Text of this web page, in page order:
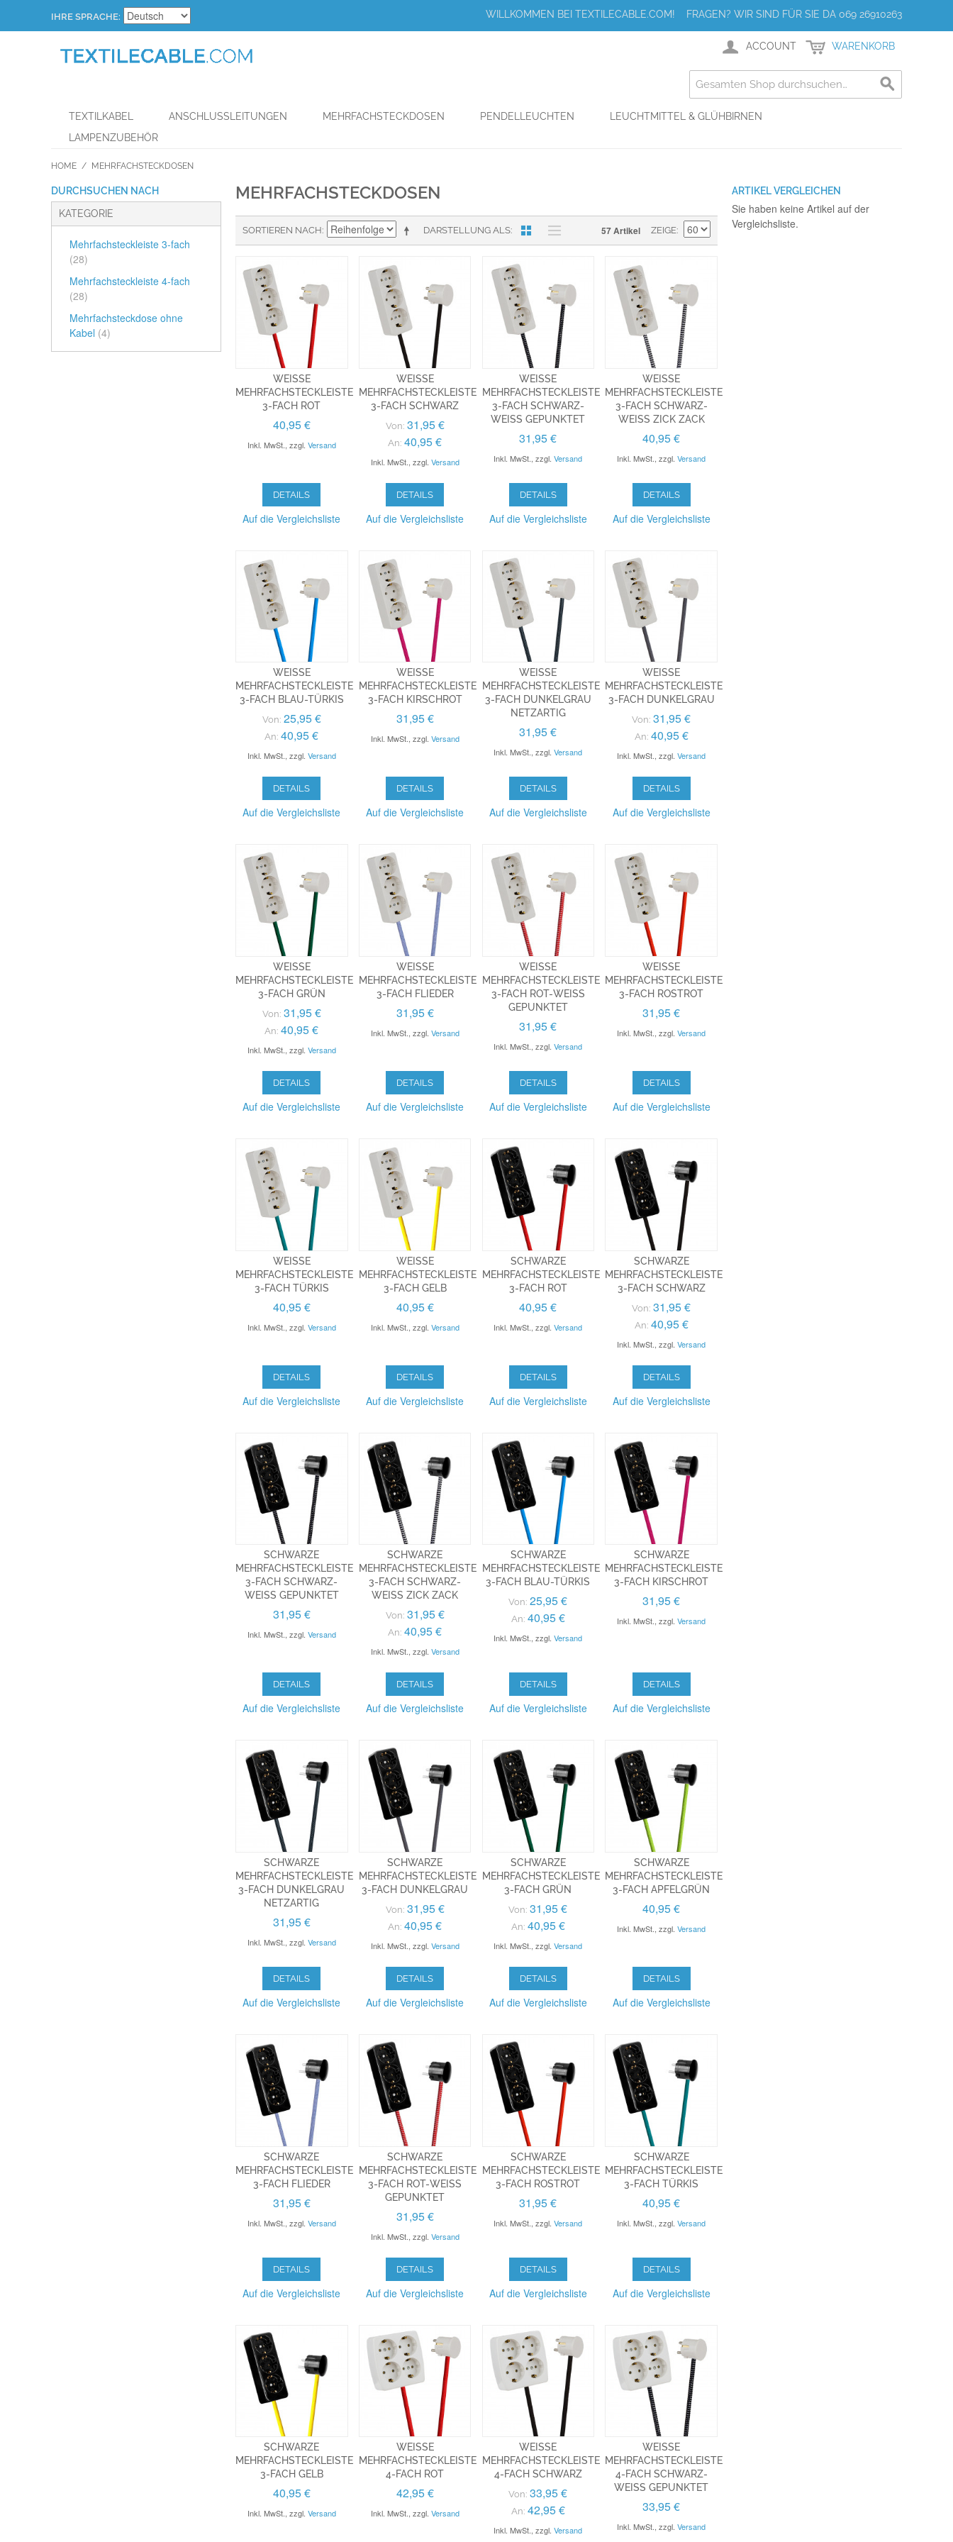
IHRE SPRACHE: WILLKOMMEN BEI TEXTILECABLE.COM! FRAGEN? WIR SIND FÜR SIE DA 069 26910263
ACCOUNT WARENKORB
TEXTILKABEL ANSCHLUSSLEITUNGEN MEHRFACHSTECKDOSEN PENDELLEUCHTEN
LEUCHTMITTEL & GLÜHBIRNEN
LAMPENZUBEHÖR
HOME / MEHRFACHSTECKDOSEN
DURCHSUCHEN NACH
KATEGORIE
Mehrfachsteckleiste 3-fach
(28)
Mehrfachsteckleiste 4-fach
(28)
Mehrfachsteckdose ohne
Kabel (4)
MEHRFACHSTECKDOSEN
DARSTELLUNG ALS
SORTIEREN NACH 57 Artikel ZEIGE
WEISSE M
EHRFACHSTECKLEISTE 3
-FACH ROT
40,95 €
Inkl. MwSt. zzgl. Versand
DETAILS
Auf die Vergleichsliste
WEISSE M
EHRFACHSTECKLEISTE 3
-FACH SCHWARZ
Von: 31,95 €
An: 40,95 €
Inkl. MwSt. zzgl. Versand
DETAILS
Auf die Vergleichsliste
WEISSE M
EHRFACHSTECKLEISTE 3
-FACH SCHWARZ-W
EISS GEPUNKTET
31,95 €
Inkl. MwSt. ,zzgl.Versand
DETAILS
Auf die Vergleichsliste
WEISSE M
EHRFACHSTECKLEISTE 3
-FACH SCHWARZ-W
EISS ZICK ZACK
40,95 €
Inkl. MwSt. ,zzgl.Versand
DETAILS
Auf die Vergleichsliste
WEISSE M
EHRFACHSTECKLEISTE 3
-FACH BLAU-TÜRKIS
Von: 25,95 €
An: 40,95 €
Inkl. MwSt., zzgl. Versand
DETAILS
Auf die Vergleichsliste
WEISSE M
EHRFACHSTECKLEISTE 3
-FACH KIRSCHROT
31,95 €
Inkl. MwSt., zzgl. Versand
DETAILS
Auf die Vergleichsliste
WEISSE M
EHRFACHSTECKLEISTE 3
-FACH DUNKELGRAU N
ETZARTIG
31,95 €
Inkl. MwSt.,zzgl.Versand
DETAILS
Auf die Vergleichsliste
WEISSE M
EHRFACHSTECKLEISTE 3
-FACH DUNKELGRAU
Von: 31,95 €
An: 40,95 €
Inkl. MwSt.,zzgl.Versand
DETAILS
Auf die Vergleichsliste
WEISSE M
EHRFACHSTECKLEISTE 3
-FACH GRÜN
Von: 31,95 €
An: 40,95 €
Inkl. MwSt. zzgl. Versand
DETAILS
Auf die Vergleichsliste
WEISSE M
EHRFACHSTECKLEISTE 3
-FACH FLIEDER
31,95 €
Inkl. MwSt. zzgl. Versand
DETAILS
Auf die Vergleichsliste
WEISSE M
EHRFACHSTECKLEISTE 3
-FACH ROT-WEISS GE
PUNKTET
31,95 €
Inkl. MwSt. ,zzgl.Versand
DETAILS
Auf die Vergleichsliste
WEISSE M
EHRFACHSTECKLEISTE 3
-FACH ROSTROT
31,95 €
Inkl. MwSt. ,zzgl.Versand
DETAILS
Auf die Vergleichsliste
WEISSE M
EHRFACHSTECKLEISTE 3
-FACH TÜRKIS
40,95 €
Inkl. MwSt. zzgl. Versand
DETAILS
Auf die Vergleichsliste
WEISSE M
EHRFACHSTECKLEISTE 3
-FACH GELB
40,95 €
Inkl. MwSt. zzgl. Versand
DETAILS
Auf die Vergleichsliste
SCHWARZE
MEHRFACHSTECKLEISTE
3-FACH ROT
40,95 €
Inkl. MwSt. ,zzgl.Versand
DETAILS
Auf die Vergleichsliste
SCHWARZE
MEHRFACHSTECKLEISTE
3-FACH SCHWARZ
Von: 31,95 €
An: 40,95 €
Inkl. MwSt. ,zzgl.Versand
DETAILS
Auf die Vergleichsliste
SCHWARZE
MEHRFACHSTECKLEISTE
3-FACH SCHWARZ-
WEISS GEPUNKTET
31,95 €
Inkl. MwSt., zzgl. Versand
DETAILS
Auf die Vergleichsliste
SCHWARZE
MEHRFACHSTECKLEISTE
3-FACH SCHWARZ-
WEISS ZICK ZACK
Von: 31,95 €
An: 40,95 €
Inkl. MwSt., zzgl. Versand
DETAILS
Auf die Vergleichsliste
SCHWARZE
MEHRFACHSTECKLEISTE
3-FACH BLAU-TÜRKIS
Von: 25,95 €
An: 40,95 €
Inkl. MwSt.,zzgl.Versand
DETAILS
Auf die Vergleichsliste
SCHWARZE
MEHRFACHSTECKLEISTE
3-FACH KIRSCHROT
31,95 €
Inkl. MwSt.,zzgl.Versand
DETAILS
Auf die Vergleichsliste
SCHWARZE
MEHRFACHSTECKLEISTE
3-FACH DUNKELGRAU
NETZARTIG
31,95 €
Inkl. MwSt. zzgl. Versand
DETAILS
Auf die Vergleichsliste
SCHWARZE
MEHRFACHSTECKLEISTE
3-FACH DUNKELGRAU
Von: 31,95 €
An: 40,95 €
Inkl. MwSt. zzgl. Versand
DETAILS
Auf die Vergleichsliste
SCHWARZE
MEHRFACHSTECKLEISTE
3-FACH GRÜN
Von: 31,95 €
An: 40,95 €
Inkl. MwSt. ,zzgl.Versand
DETAILS
Auf die Vergleichsliste
SCHWARZE
MEHRFACHSTECKLEISTE
3-FACH APFELGRÜN
40,95 €
Inkl. MwSt. ,zzgl.Versand
DETAILS
Auf die Vergleichsliste
SCHWARZE
MEHRFACHSTECKLEISTE
3-FACH FLIEDER
31,95 €
Inkl. MwSt. zzgl. Versand
DETAILS
Auf die Vergleichsliste
SCHWARZE
MEHRFACHSTECKLEISTE
3-FACH ROT-WEISS
GEPUNKTET
31,95 €
Inkl. MwSt. zzgl. Versand
DETAILS
Auf die Vergleichsliste
SCHWARZE
MEHRFACHSTECKLEISTE
3-FACH ROSTROT
31,95 €
Inkl. MwSt. ,zzgl.Versand
DETAILS
Auf die Vergleichsliste
SCHWARZE
MEHRFACHSTECKLEISTE
3-FACH TÜRKIS
40,95 €
Inkl. MwSt. ,zzgl.Versand
DETAILS
Auf die Vergleichsliste
SCHWARZE
MEHRFACHSTECKLEISTE
3-FACH GELB
40,95 €
Inkl. MwSt., zzgl. Versand
WEISSE M
EHRFACHSTECKLEISTE 4
-FACH ROT
42,95 €
Inkl. MwSt., zzgl. Versand
WEISSE M
EHRFACHSTECKLEISTE 4
-FACH SCHWARZ
Von: 33,95 €
An: 42,95 €
Inkl. MwSt.,zzgl.Versand
WEISSE M
EHRFACHSTECKLEISTE 4
-FACH SCHWARZ-W
EISS GEPUNKTET
33,95 €
Inkl. MwSt.,zzgl.Versand
ARTIKEL VERGLEICHEN
Sie haben keine Artikel auf der
Vergleichsliste.